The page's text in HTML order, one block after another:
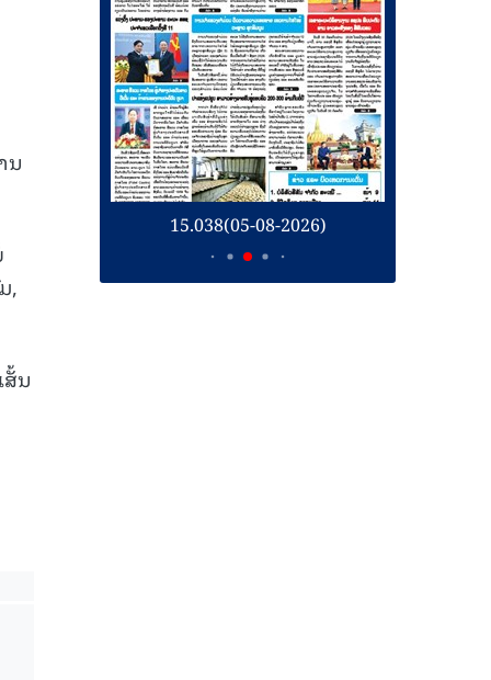
ນ
,
ນ
15.038(05-08-2026)